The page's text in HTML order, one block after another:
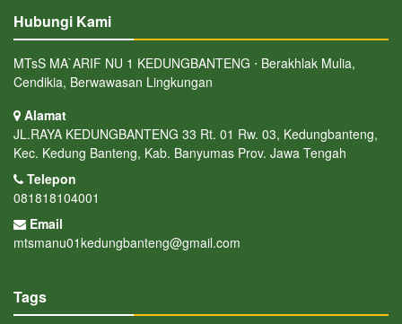
Hubungi Kami
MTsS MA`ARIF NU 1 KEDUNGBANTENG ⋅ Berakhlak Mulia,
Cendikia, Berwawasan Lingkungan
Alamat
JL.RAYA KEDUNGBANTENG 33 Rt. 01 Rw. 03, Kedungbanteng,
Kec. Kedung Banteng, Kab. Banyumas Prov. Jawa Tengah
Telepon
081818104001
Email
mtsmanu01kedungbanteng@gmail.com
Tags